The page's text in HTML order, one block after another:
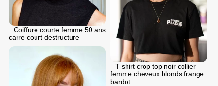
Coiffure courte femme 50 ans
carre court destructure
T shirt crop top noir collier
femme cheveux blonds frange
bardot